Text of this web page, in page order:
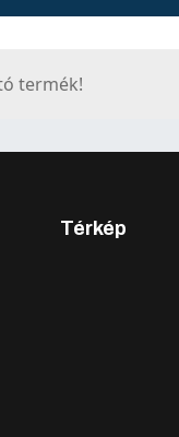
termék!
Térkép